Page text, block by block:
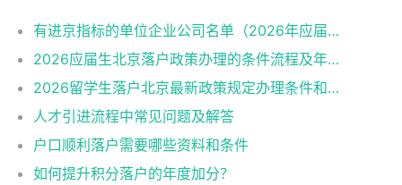
有进京指标的单位企业公司名单（2026年应届生留学生）
2026应届生北京落户政策办理的条件流程及年龄限制
2026留学生落户北京最新政策规定办理条件和材料及流程
人才引进流程中常见问题及解答
户口顺利落户需要哪些资料和条件
如何提升积分落户的年度加分？